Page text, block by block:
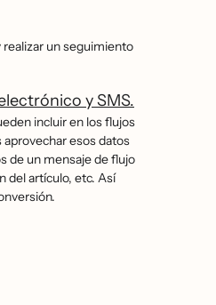
realizar un seguimiento
y SMS.
incluir en los flujos
esos datos
de un mensaje de flujo
del artículo, etc. Así